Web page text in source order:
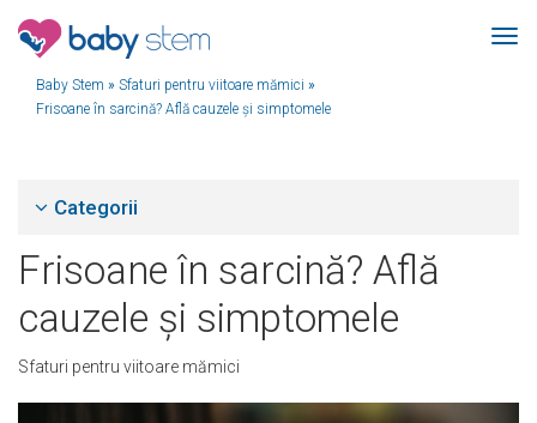
Baby Stem » Sfaturi pentru viitoare mămici »
Frisoane în sarcină? Află cauzele și simptomele
Categorii
Frisoane în sarcină? Află
cauzele și simptomele
Sfaturi pentru viitoare mămici